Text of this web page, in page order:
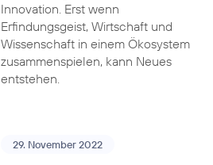
Innovation. Erst wenn
Erfindungsgeist, Wirtschaft und
Wissenschaft in einem Ökosystem
zusammenspielen, kann Neues
entstehen.
29. November 2022